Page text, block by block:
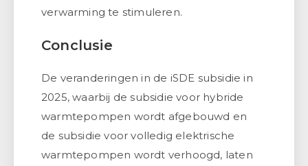
verwarming te stimuleren.
Conclusie
De veranderingen in de iSDE subsidie in
2025, waarbij de subsidie voor hybride
warmtepompen wordt afgebouwd en
de subsidie voor volledig elektrische
warmtepompen wordt verhoogd, laten